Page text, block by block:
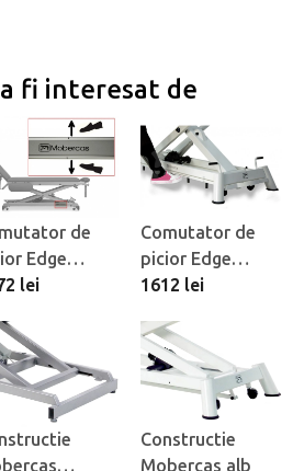
fi interesat de
de
Edge
Gama
lei
Comutator de
picior Edge
Mobercas
1612 lei
Constructie
Mobercas alb